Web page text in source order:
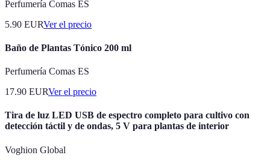
Perfumería Comas ES
5.90 EURVer el precio
Baño de Plantas Tónico 200 ml
Perfumería Comas ES
17.90 EURVer el precio
Tira de luz LED USB de espectro completo para cultivo con
detección táctil y de ondas, 5 V para plantas de interior
Voghion Global